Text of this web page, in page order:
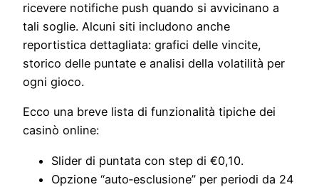
ricevere notifiche push quando si avvicinano a
tali soglie. Alcuni siti includono anche
reportistica dettagliata: grafici delle vincite,
storico delle puntate e analisi della volatilità per
ogni gioco.
Ecco una breve lista di funzionalità tipiche dei
casinò online:
Slider di puntata con step di €0,10.
Opzione “auto‑esclusione” per periodi da 24